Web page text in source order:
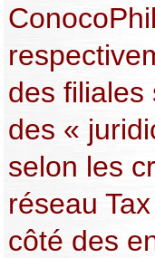
des filiales
des «
selon les
réseau
côté des